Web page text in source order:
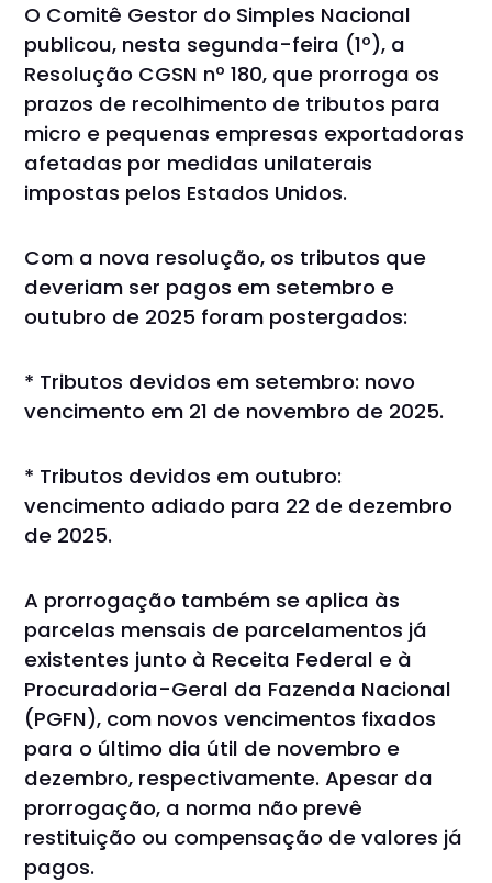
O Comitê Gestor do Simples Nacional
publicou, nesta segunda-feira (1º), a
Resolução CGSN nº 180, que prorroga os
prazos de recolhimento de tributos para
micro e pequenas empresas exportadoras
afetadas por medidas unilaterais
impostas pelos Estados Unidos.
Com a nova resolução, os tributos que
deveriam ser pagos em setembro e
outubro de 2025 foram postergados:
* Tributos devidos em setembro: novo
vencimento em 21 de novembro de 2025.
* Tributos devidos em outubro:
vencimento adiado para 22 de dezembro
de 2025.
A prorrogação também se aplica às
parcelas mensais de parcelamentos já
existentes junto à Receita Federal e à
Procuradoria-Geral da Fazenda Nacional
(PGFN), com novos vencimentos fixados
para o último dia útil de novembro e
dezembro, respectivamente. Apesar da
prorrogação, a norma não prevê
restituição ou compensação de valores já
pagos.